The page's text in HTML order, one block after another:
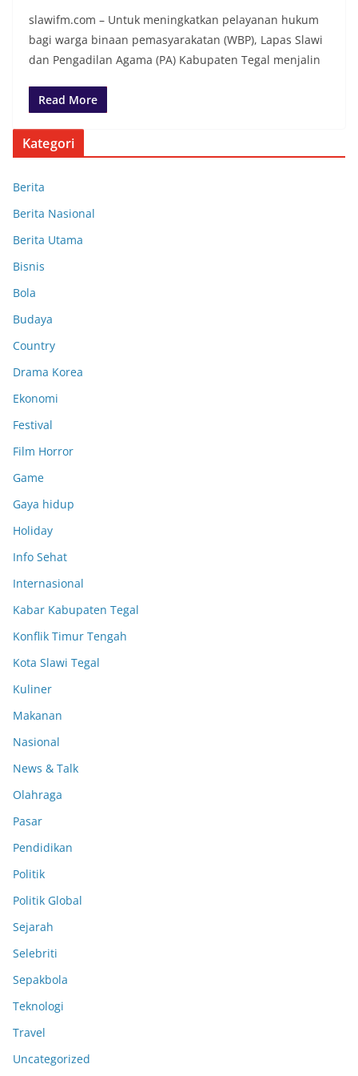
slawifm.com – Untuk meningkatkan pelayanan hukum
bagi warga binaan pemasyarakatan (WBP), Lapas Slawi
dan Pengadilan Agama (PA) Kabupaten Tegal menjalin
Read More
Kategori
Berita
Berita Nasional
Berita Utama
Bisnis
Bola
Budaya
Country
Drama Korea
Ekonomi
Festival
Film Horror
Game
Gaya hidup
Holiday
Info Sehat
Internasional
Kabar Kabupaten Tegal
Konflik Timur Tengah
Kota Slawi Tegal
Kuliner
Makanan
Nasional
News & Talk
Olahraga
Pasar
Pendidikan
Politik
Politik Global
Sejarah
Selebriti
Sepakbola
Teknologi
Travel
Uncategorized